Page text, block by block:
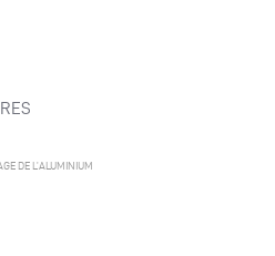
DE L’ALUMINIUM